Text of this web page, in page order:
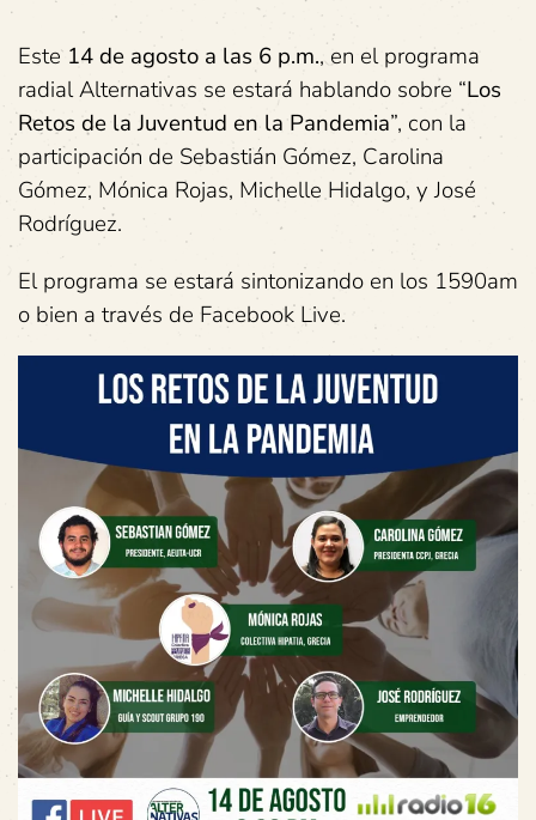
Este14 de agosto a las 6 p.m., en el programa
radial Alternativas se estará hablando sobre “Los
Retos de la Juventud en la Pandemia”, con la
participación de Sebastián Gómez, Carolina
Gómez, Mónica Rojas, Michelle Hidalgo, y José
Rodríguez.
El programa se estará sintonizando en los 1590am
o bien a través de Facebook Live.